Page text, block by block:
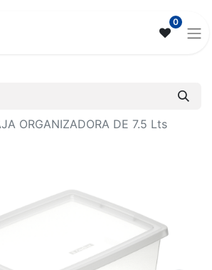
0
ORGANIZADORA DE 7.5 Lts